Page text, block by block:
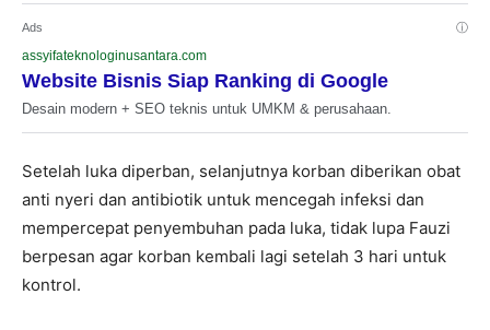
Ads ⓘ
assyifateknologinusantara.com
Website Bisnis Siap Ranking di Google
Desain modern + SEO teknis untuk UMKM & perusahaan.
Setelah luka diperban, selanjutnya korban diberikan obat
anti nyeri dan antibiotik untuk mencegah infeksi dan
mempercepat penyembuhan pada luka, tidak lupa Fauzi
berpesan agar korban kembali lagi setelah 3 hari untuk
kontrol.